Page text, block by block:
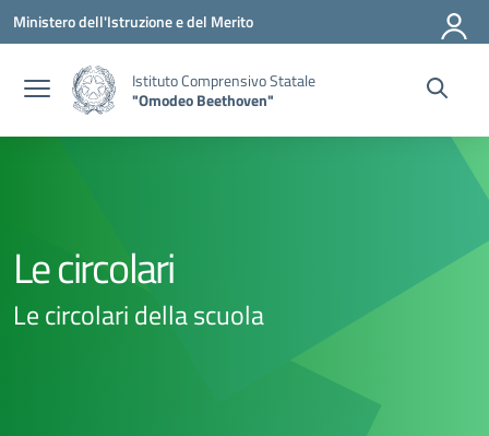
Vai ai contenuti
Vai al menu di navigazione
Vai al footer
Ministero dell'Istruzione e del Merito
Istituto Comprensivo Statale
"Omodeo Beethoven"
Le circolari
Le circolari della scuola